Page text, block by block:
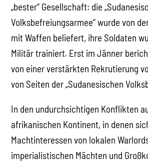
„bester“ Gesellschaft: die
Volksbefreiungsarmee“ wurde von
mit Waffen beliefert, ihre Soldaten
Militär trainiert. Erst im Jänner
von einer verstärkten Rekrutierung
von Seiten der „Sudanesischen
In den undurchsichtigen Konflikten
afrikanischen Kontinent, in denen
Machtinteressen von lokalen
imperialistischen Mächten und